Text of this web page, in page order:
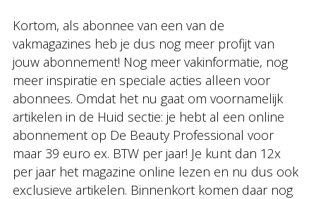
Kortom, als abonnee van een van de
vakmagazines heb je dus nog meer profijt van
jouw abonnement! Nog meer vakinformatie, nog
meer inspiratie en speciale acties alleen voor
abonnees. Omdat het nu gaat om voornamelijk
artikelen in de Huid sectie: je hebt al een online
abonnement op De Beauty Professional voor
maar 39 euro ex. BTW per jaar! Je kunt dan 12x
per jaar het magazine online lezen en nu dus ook
exclusieve artikelen. Binnenkort komen daar nog